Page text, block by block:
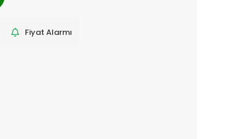
Fiyat Alarmı